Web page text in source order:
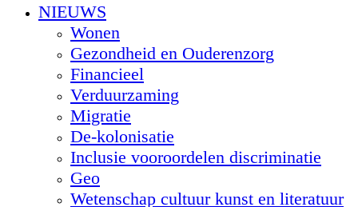
NIEUWS
Wonen
Gezondheid en Ouderenzorg
Financieel
Verduurzaming
Migratie
De-kolonisatie
Inclusie vooroordelen discriminatie
Geo
Wetenschap cultuur kunst en literatuur